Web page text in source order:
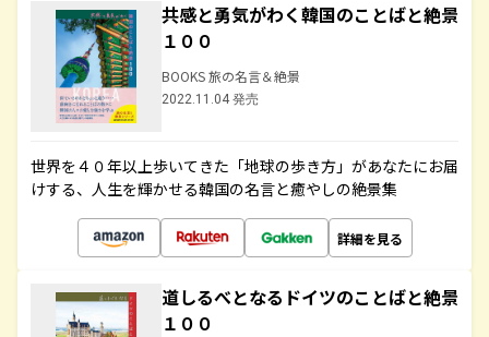
共感と勇気がわく韓国のことばと絶景
１００
BOOKS 旅の名言＆絶景
2022.11.04 発売
世界を４０年以上歩いてきた「地球の歩き方」があなたにお届
けする、人生を輝かせる韓国の名言と癒やしの絶景集
詳細を見る
道しるべとなるドイツのことばと絶景
１００